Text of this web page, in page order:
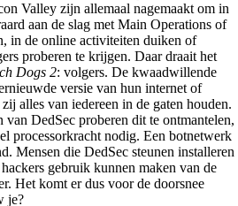
Valley zijn allemaal nagemaakt om in
aan de slag met Main Operations of
in de online activiteiten duiken of
proberen te krijgen. Daar draait het
Dogs 2: volgers. De kwaadwillende
versie van hun internet of
alles van iedereen in de gaten houden.
DedSec proberen dit te ontmantelen,
processorkracht nodig. Een botnetwerk
Mensen die DedSec steunen installeren
gebruik kunnen maken van de
Het komt er dus voor de doorsnee
je?